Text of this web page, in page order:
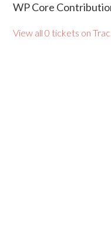
WP Core
View all 0 tickets on Trac.